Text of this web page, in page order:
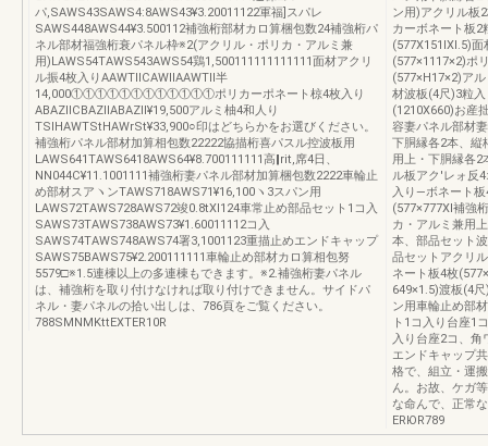
パ,SAWS43SAWS4:8AWS43¥3.20011122軍福]スパレ
SAWS448AWS44¥3.500112補強桁部材カロ算梱包数24補強桁パ
ネル部材福強桁衰パネル枠※2(アクリル・ポリカ・アルミ兼
用)LAWS54TAWS543AWS54鶏1,500111111111111面材アクリ
ル振4枚入りAAWTllCAWllAAWTll半
14,000①①①①①①①①①①①①ポリカーポネート椋4枚入り
ABAZllCBAZllABAZll¥19,500アルミ柚4和人り
TSlHAWTStHAWrSt¥33,900○印はどちらかをお選びください。
補強桁パネル部材加算相包数22222協描桁喜パスル控波板用
LAWS641TAWS6418AWS64¥8.700111111高‖rit,席4日、
NN044C¥11.1001111補強桁妻パネル部材加算梱包数2222車輪止
め部材スアヽンTAWS718AWS71¥16,100ヽ3スパン用
LAWS72TAWS728AWS72竣0.8tXl124車常止め部品セット1コ入
SAWS73TAWS738AWS73¥1.60011112コ入
SAWS74TAWS748AWS74署3,1001123重描止めエンドキャップ
SAWS75BAWS75¥2.200111111車輪止め部材カロ算相包努
5579□※1.5連棟以上の多連棟もできます。※2.補強桁妻パネル
は、補強桁を取り付けなければ取り付けできません。サイドパ
ネル・妻パネルの拾い出しは、786頁をご覧ください。
788SMNMKttEXTER10R
ン用)アクリル板
カーボネート板2
(577X151lXl.5)
(577×1117×2)ポ
(577×H17×2)ア
材波板(4尺)3粒
(1210X660)お産
容妻パネル部材
下胴縁各2本、縦
用上・下胴縁各2
ル板アク′レォ反
入り―ボネート
(577×777Xl補強
カ・アルミ兼用
本、部品セット
品セットアクリ
ネート板4枚
649×1.5)渡板(4
ン用車輪止め部
ト1コ入り台座1
入り台座2コ、
エンドキャップ
格で、組立・運
ん。お故、ケガ
な命んで、正常
ERЮR789